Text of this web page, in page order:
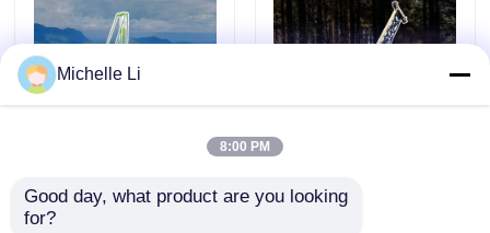
Pedir um orçamento
Instrumento geofísico da exploração
Medidor geofísico da resistividade
Registro bom geofísico
P
Fabricante de
Michelle Li
8:00 PM
Good day, what product are you looking
for?